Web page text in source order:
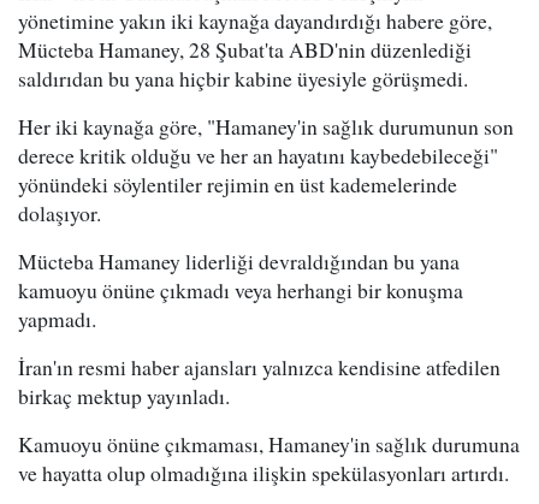
yönetimine yakın iki kaynağa dayandırdığı habere göre,
Mücteba Hamaney, 28 Şubat'ta ABD'nin düzenlediği
saldırıdan bu yana hiçbir kabine üyesiyle görüşmedi.
Her iki kaynağa göre, "Hamaney'in sağlık durumunun son
derece kritik olduğu ve her an hayatını kaybedebileceği"
yönündeki söylentiler rejimin en üst kademelerinde
dolaşıyor.
Mücteba Hamaney liderliği devraldığından bu yana
kamuoyu önüne çıkmadı veya herhangi bir konuşma
yapmadı.
İran'ın resmi haber ajansları yalnızca kendisine atfedilen
birkaç mektup yayınladı.
Kamuoyu önüne çıkmaması, Hamaney'in sağlık durumuna
ve hayatta olup olmadığına ilişkin spekülasyonları artırdı.